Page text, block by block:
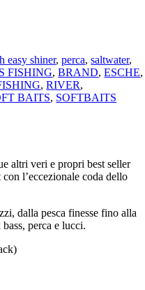
easy shiner,perca,saltwater,
FISHING,BRAND,ESCHE,
,RIVER,
BAITS, SOFTBAITS
altri veri e propri best seller
l’eccezionale coda dello
dalla pesca finesse fino alla
perca e lucci.